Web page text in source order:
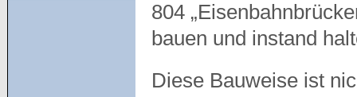
804
bauen und instand
Diese Bauweise ist